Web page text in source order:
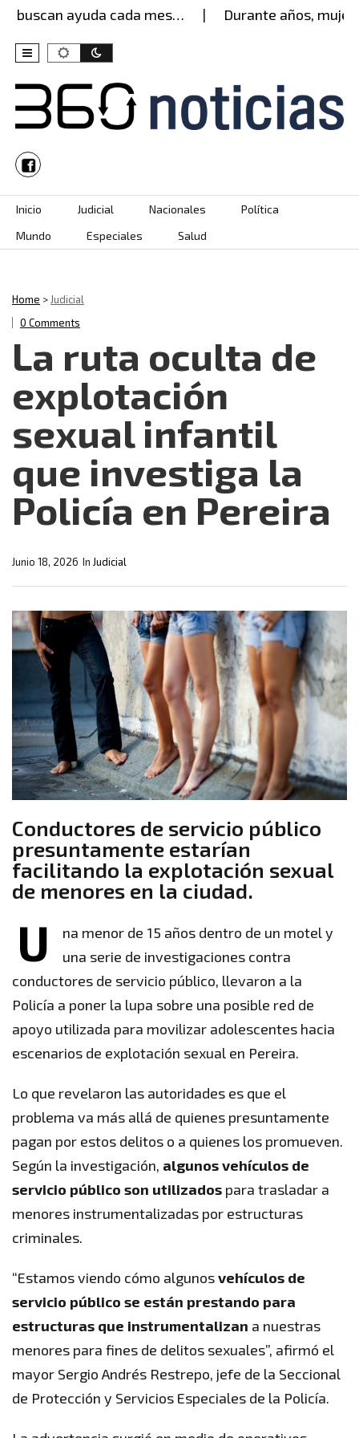
ayuda cada mes… Durante años, mujer
Skip to content
Inicio Judicial Nacionales
Política
Mundo
Especiales Salud
Home >Judicial
0 Comments
La ruta oculta de
explotación
sexual infantil
que investiga la
Policía en Pereira
In Judicial
Junio 18, 2026
Conductores de servicio público
presuntamente estarían
facilitando la explotación sexual
de menores en la ciudad.
U
na menor de 15 años dentro de un motel y
una serie de investigaciones contra
conductores de servicio público, llevaron a la
Policía a poner la lupa sobre una posible red de
apoyo utilizada para movilizar adolescentes hacia
escenarios de explotación sexual en Pereira.
Lo que revelaron las autoridades es que el
problema va más allá de quienes presuntamente
pagan por estos delitos o a quienes los promueven.
Según la investigación, algunos vehículos de
servicio público son utilizados para trasladar a
menores instrumentalizadas por estructuras
criminales.
“Estamos viendo cómo algunosvehículos de
servicio público se están prestando para
estructuras que instrumentalizan a nuestras
menores para fines de delitos sexuales”, afirmó el
mayor Sergio Andrés Restrepo, jefe de la Seccional
de Protección y Servicios Especiales de la Policía.